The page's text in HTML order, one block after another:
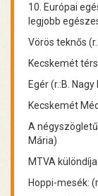
10. Európai
legjobb
Vörös teknős
Kecskemét
Egér (r.:B. Nagy
Kecskemét
A
Mária)
MTVA különdíja:
Hoppi-mesék: